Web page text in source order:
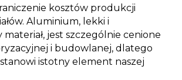
kosztów produkcji
Aluminium, lekki i
jest szczególnie cenione
i budowlanej, dlatego
istotny element naszej